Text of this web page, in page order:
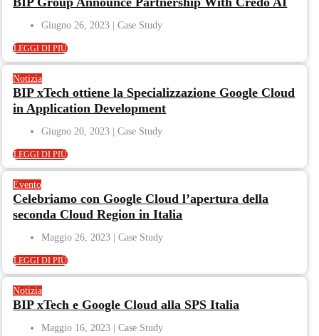
Giugno 26, 2023
LEGGI DI PIÙ
Notizia
BIP xTech ottiene la Specializzazione Google Cloud
in Application Development
Giugno 20, 2023
LEGGI DI PIÙ
Evento
Celebriamo con Google Cloud l’apertura della
seconda Cloud Region in Italia
Maggio 26, 2023
LEGGI DI PIÙ
Notizia
BIP xTech e Google Cloud alla SPS Italia
Maggio 16, 2023